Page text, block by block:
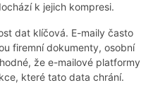
k jejich kompresi.
dat klíčová. E-maily často
firemní dokumenty, osobní
že e-mailové platformy
které tato data chrání.